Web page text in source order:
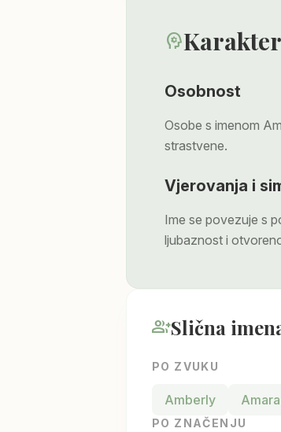
psychology
Osobnost
Osobe s imenom
strastvene.
Vjerovanja i
Ime se povezuje s
ljubaznost i
group_addSlična
PO ZVUKU
Amberly Amara
PO ZNAČENJU